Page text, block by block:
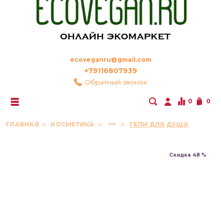
ecoveganru@gmail.com
+79116807939
Обратный звонок
0 0
ГЛАВНАЯ КОСМЕТИКА ГЕЛИ ДЛЯ ДУША
Скидка 48 %